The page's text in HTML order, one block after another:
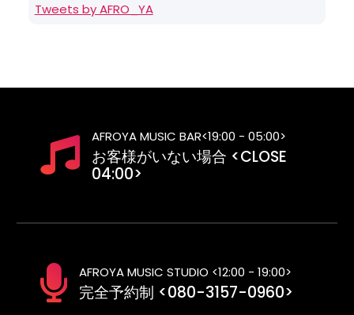
Tweets by AFRO_YA
AFROYA MUSIC BAR<19:00 - 05:00>
お客様がいない場合 <CLOSE
04:00>
AFROYA MUSIC STUDIO <12:00 - 19:00>
完全予約制 <080-3157-0960>